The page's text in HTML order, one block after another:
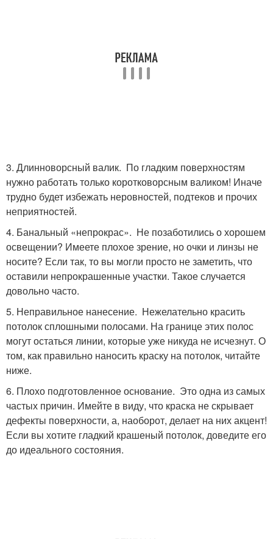
3. Длинноворсный валик. По гладким поверхностям
нужно работать только коротковорсным валиком! Иначе
трудно будет избежать неровностей, подтеков и прочих
неприятностей.
4. Банальный «непрокрас». Не позаботились о хорошем
освещении? Имеете плохое зрение, но очки и линзы не
носите? Если так, то вы могли просто не заметить, что
оставили непрокрашенные участки. Такое случается
довольно часто.
5. Неправильное нанесение. Нежелательно красить
потолок сплошными полосами. На границе этих полос
могут остаться линии, которые уже никуда не исчезнут. О
том, как правильно наносить краску на потолок, читайте
ниже.
6. Плохо подготовленное основание. Это одна из самых
частых причин. Имейте в виду, что краска не скрывает
дефекты поверхности, а, наоборот, делает на них акцент!
Если вы хотите гладкий крашеный потолок, доведите его
до идеального состояния.